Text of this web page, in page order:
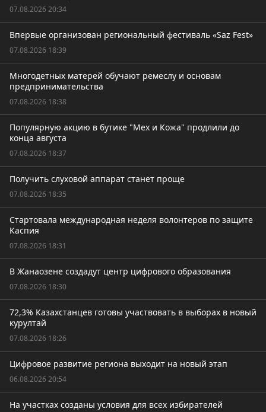
07.08.2026 20:34
Впервые организован региональный фестиваль «Saz Fest»
07.08.2026 18:39
Многодетных матерей обучают ремеслу и основам
предпринимательства
07.08.2026 18:38
Популярную акцию в бутике "Мех и Кожа" продлили до
конца августа
07.08.2026 18:37
Получить слуховой аппарат станет проще
07.08.2026 18:35
Стартовала международная неделя волонтеров по защите
Каспия
07.08.2026 18:31
В Жанаозене создадут центр цифрового образования
07.08.2026 18:30
72,3% Казахстанцев готовы участвовать в выборах в новый
курултай
07.08.2026 18:26
Цифровое развитие региона выходит на новый этап
06.08.2026 20:54
На участках созданы условия для всех избирателей